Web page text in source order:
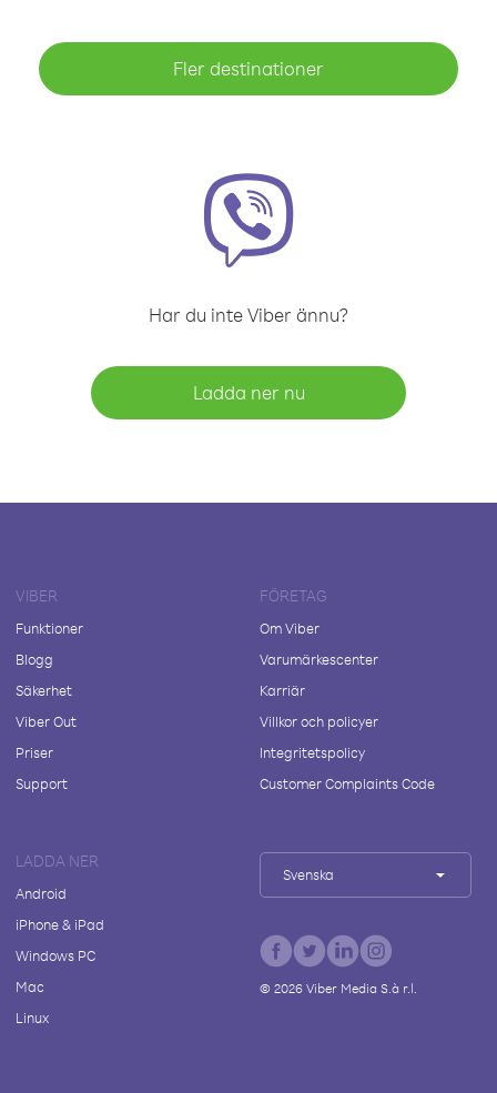
Fler destinationer
Har du inte Viber ännu?
Ladda ner nu
VIBER
Funktioner
Blogg
Säkerhet
Viber Out
Priser
Support
FÖRETAG
Om Viber
Varumärkescenter
Karriär
Villkor och policyer
Integritetspolicy
Customer Complaints Code
LADDA NER
Android
iPhone & iPad
Windows PC
Mac
Linux
Svenska
© 2026Viber Media S.à r.l.